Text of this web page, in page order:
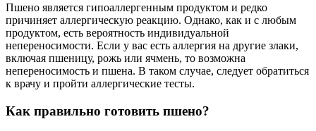
Пшено является гипоаллергенным продуктом и редко
причиняет аллергическую реакцию. Однако, как и с любым
продуктом, есть вероятность индивидуальной
непереносимости. Если у вас есть аллергия на другие злаки,
включая пшеницу, рожь или ячмень, то возможна
непереносимость и пшена. В таком случае, следует обратиться
к врачу и пройти аллергические тесты.
Как правильно готовить пшено?